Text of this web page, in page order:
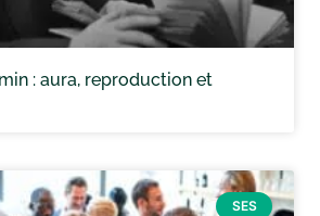
: aura, reproduction et
SES